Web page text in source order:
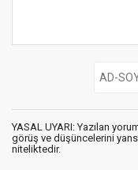
YASAL UYARI: Yazılan
görüş ve düşüncelerini
niteliktedir.